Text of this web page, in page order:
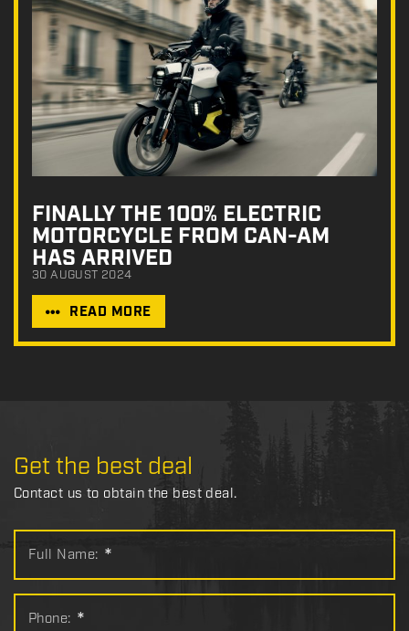
FINALLY THE 100% ELECTRIC
MOTORCYCLE FROM CAN-AM
HAS ARRIVED
30 AUGUST 2024
READ MORE
Get the best deal
Contact us to obtain the best deal.
Full Name: *
Phone: *